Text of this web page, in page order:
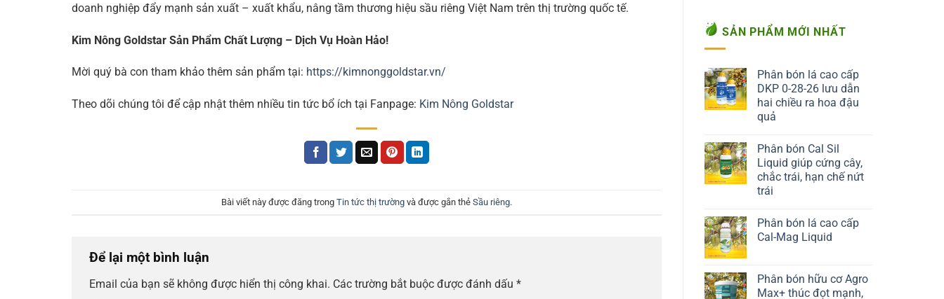
doanh nghiệp đẩy mạnh sản xuất – xuất khẩu, nâng tầm thương hiệu sầu riêng Việt Nam trên thị trường quốc tế.
Kim Nông Goldstar Sản Phẩm Chất Lượng – Dịch Vụ Hoàn Hảo!
Mời quý bà con tham khảo thêm sản phẩm tại: https://kimnonggoldstar.vn/
Theo dõi chúng tôi để cập nhật thêm nhiều tin tức bổ ích tại Fanpage: Kim Nông Goldstar
Bài viết này được đăng trong Tin tức thị trường và được gắn thẻ Sầu riêng.
Để lại một bình luận
Email của bạn sẽ không được hiển thị công khai. Các trường bắt buộc được đánh dấu *
SẢN PHẨM MỚI NHẤT
Phân bón lá cao cấp
DKP 0-28-26 lưu dẫn
hai chiều ra hoa đậu
quả
Phân bón Cal Sil
Liquid giúp cứng cây,
chắc trái, hạn chế nứt
trái
Phân bón lá cao cấp
Cal-Mag Liquid
Phân bón hữu cơ Agro
Max+ thúc đọt mạnh,